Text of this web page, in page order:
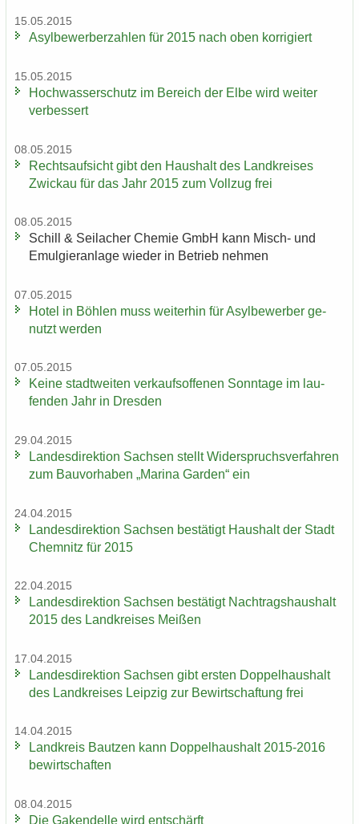
15.05.2015
Asyl­be­wer­ber­zah­len für 2015 nach oben kor­ri­giert
15.05.2015
Hoch­was­ser­schutz im Be­reich der Elbe wird wei­ter
ver­bes­sert
08.05.2015
Rechts­auf­sicht gibt den Haus­halt des Land­krei­ses
Zwi­ckau für das Jahr 2015 zum Voll­zug frei
08.05.2015
Schill & Seil­a­cher Che­mie GmbH kann Misch-​ und
Emul­gier­an­la­ge wie­der in Be­trieb neh­men
07.05.2015
Hotel in Böh­len muss wei­ter­hin für Asyl­be­wer­ber ge­
nutzt wer­den
07.05.2015
Keine stadt­wei­ten ver­kaufs­of­fe­nen Sonn­ta­ge im lau­
fen­den Jahr in Dres­den
29.04.2015
Lan­des­di­rek­ti­on Sach­sen stellt Wi­der­spruchs­ver­fah­ren
zum Bau­vor­ha­ben „Ma­ri­na Gar­den“ ein
24.04.2015
Lan­des­di­rek­ti­on Sach­sen be­stä­tigt Haus­halt der Stadt
Chem­nitz für 2015
22.04.2015
Lan­des­di­rek­ti­on Sach­sen be­stä­tigt Nach­trags­haus­halt
2015 des Land­krei­ses Mei­ßen
17.04.2015
Lan­des­di­rek­ti­on Sach­sen gibt ers­ten Dop­pel­haus­halt
des Land­krei­ses Leip­zig zur Be­wirt­schaf­tung frei
14.04.2015
Land­kreis Baut­zen kann Dop­pel­haus­halt 2015-2016
be­wirt­schaf­ten
08.04.2015
Die Ga­ken­del­le wird ent­schärft